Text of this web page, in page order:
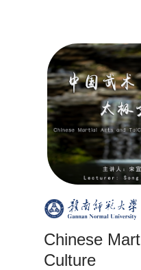
Chinese
Culture